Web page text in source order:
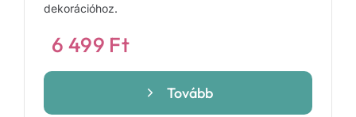
dekorációhoz.
6 499 Ft
Tovább